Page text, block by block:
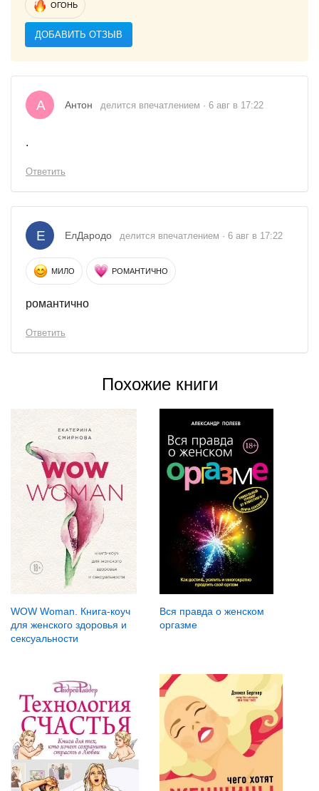
ОГОНЬ
ДОБАВИТЬ ОТЗЫВ
А Антон делится впечатлением · 6 авг в 17:22
.
Ответить
Е ЕлДародо делится впечатлением · 6 авг в 17:22
МИЛО РОМАНТИЧНО
романтично
Ответить
Похожие книги
WOW Woman. Книга-коуч
для женского здоровья и
сексуальности
Вся правда о женском
оргазме